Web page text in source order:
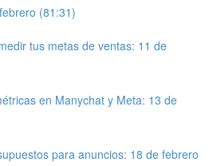
(81:31)
tus metas de ventas: 11 de
en Manychat y Meta: 13 de
para anuncios: 18 de febrero